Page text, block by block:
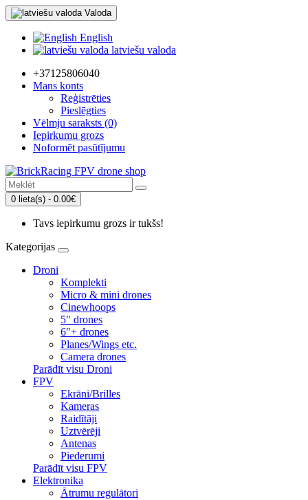
Valoda
English
latviešu valoda
+37125806040
Mans konts
Reģistrēties
Pieslēgties
Vēlmju saraksts (0)
Iepirkumu grozs
Noformēt pasūtījumu
0 lieta(s) - 0.00€
Tavs iepirkumu grozs ir tukšs!
Kategorijas
Droni
Komplekti
Micro & mini drones
Cinewhoops
5" drones
6"+ drones
Planes/Wings etc.
Camera drones
Parādīt visu Droni
FPV
Ekrāni/Brilles
Kameras
Raidītāji
Uztvērēji
Antenas
Piederumi
Parādīt visu FPV
Elektronika
Ātrumu regulātori